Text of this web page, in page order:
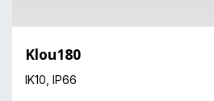
Klou180
IK10, IP66